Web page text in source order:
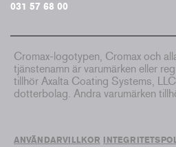
031 57 68 00
Cromax-logotypen, Cromax och
tjänstenamn är varumärken eller
tillhör Axalta Coating Systems,
dotterbolag. Andra varumärken
ANVÄNDARVILLKOR